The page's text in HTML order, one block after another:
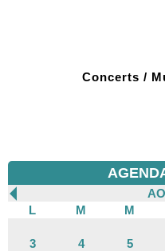
Concerts /
L
M M
3
4 5